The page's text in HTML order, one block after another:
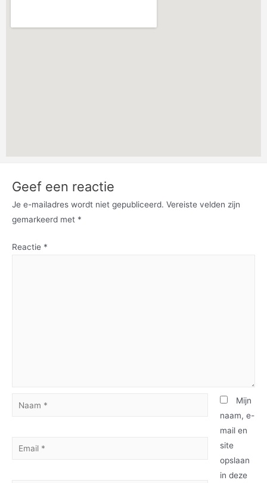
Geef een reactie
Je e-mailadres wordt niet gepubliceerd. Vereiste velden zijn
gemarkeerd met *
Reactie *
Mijn
naam, e-
mail en
site
opslaan
in deze